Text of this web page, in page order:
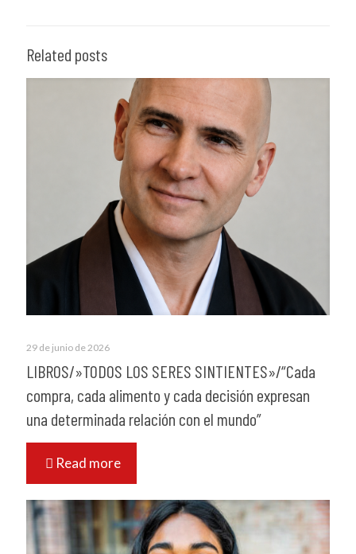
Related posts
29 de junio de 2026
LIBROS/»TODOS LOS SERES SINTIENTES»/“Cada
compra, cada alimento y cada decisión expresan
una determinada relación con el mundo”
Read more